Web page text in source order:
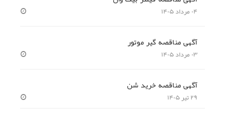
۰۴ مرداد ۱۴۰۵
آگهی مناقصه گیر موتور
۰۳ مرداد ۱۴۰۵
آگهی مناقصه خرید شن
۲۹ تیر ۱۴۰۵